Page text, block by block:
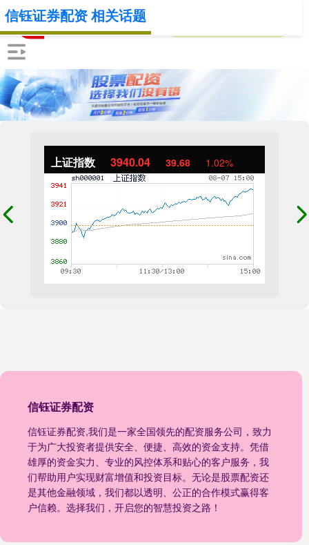
上证指数 3940.04 39.68 1.02%
信钰证券配资
信钰证券配资,我们是一家全国领先的配资服务公司，致力
于为广大投资者提供安全、便捷、高效的资金支持。凭借
雄厚的资金实力、专业的风控体系和贴心的客户服务，我
们帮助用户实现财富增值和投资目标。无论是股票配资还
是其他金融领域，我们都以透明、公正的合作模式赢得客
户信赖。选择我们，开启您的智慧投资之路！
信钰证券配资 相关话题